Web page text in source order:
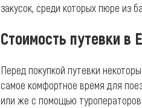
закусок, среди которых пюре из
Стоимость путевки в
Перед покупкой путевки
самое комфортное время для
или же с помощью туроператоров.